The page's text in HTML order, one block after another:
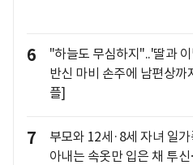
6
"하늘도 무심하지"..'딸과
반신 마비 손주에 남편상까
플]
7
부모와 12세·8세 자녀 일
아내는 속옷만 입은 채 투